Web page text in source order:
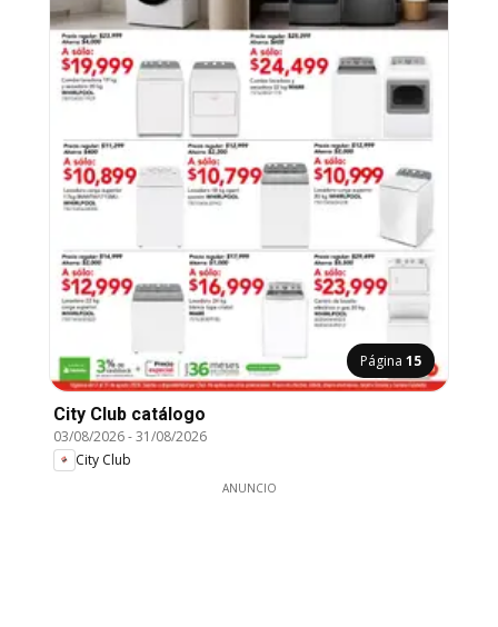
Página 15
City Club catálogo
03/08/2026-31/08/2026
City Club
ANUNCIO